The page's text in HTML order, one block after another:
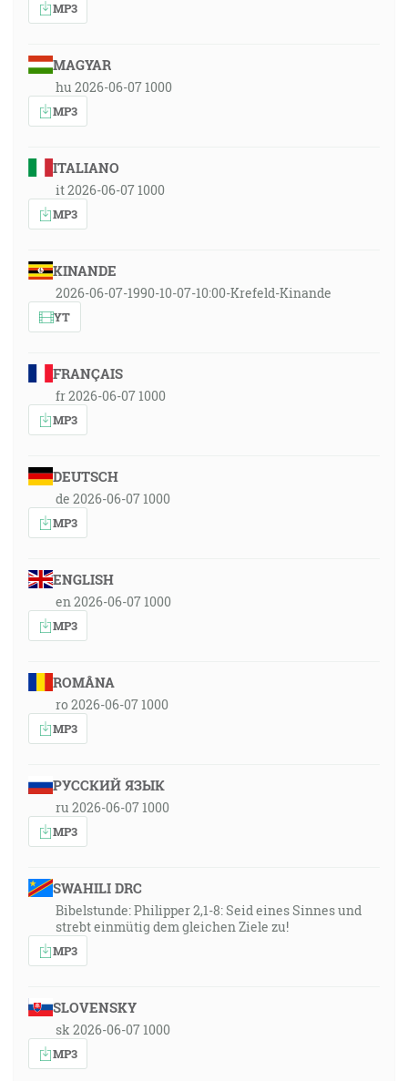
MP3
MAGYAR
hu 2026-06-07 1000
MP3
ITALIANO
it 2026-06-07 1000
MP3
KINANDE
2026-06-07-1990-10-07-10:00-Krefeld-Kinande
YT
FRANÇAIS
fr 2026-06-07 1000
MP3
DEUTSCH
de 2026-06-07 1000
MP3
ENGLISH
en 2026-06-07 1000
MP3
ROMÂNA
ro 2026-06-07 1000
MP3
РУССКИЙ ЯЗЫК
ru 2026-06-07 1000
MP3
SWAHILI DRC
Bibelstunde: Philipper 2,1-8: Seid eines Sinnes und
strebt einmütig dem gleichen Ziele zu!
MP3
SLOVENSKY
sk 2026-06-07 1000
MP3